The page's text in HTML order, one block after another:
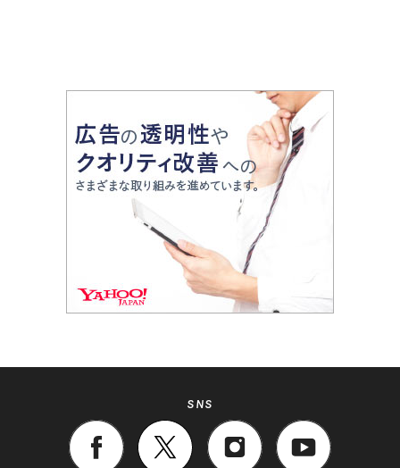
SNS